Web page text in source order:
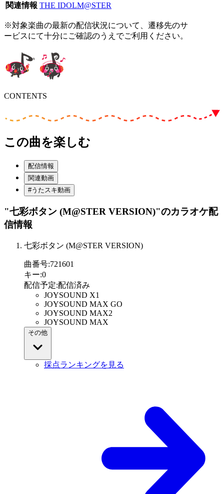
関連情報 THE IDOLM@STER
※対象楽曲の最新の配信状況について、遷移先のサ
ービスにて十分にご確認のうえでご利用ください。
CONTENTS
この曲を楽しむ
配信情報
関連動画
#うたスキ動画
"七彩ボタン (M@STER VERSION)"のカラオケ配
信情報
七彩ボタン (M@STER VERSION)
曲番号:721601
キー:0
配信予定:配信済み
JOYSOUND X1
JOYSOUND MAX GO
JOYSOUND MAX2
JOYSOUND MAX
その他
採点ランキングを見る